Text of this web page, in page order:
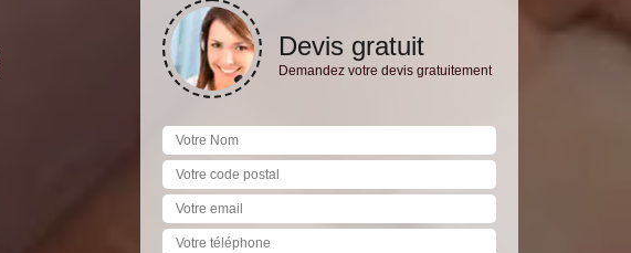
Devis gratuit
Demandez votre devis gratuitement